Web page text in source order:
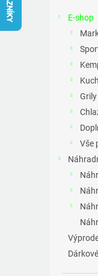
E-shop
Vše